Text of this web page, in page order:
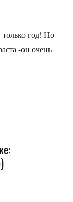
год! Но
-он очень